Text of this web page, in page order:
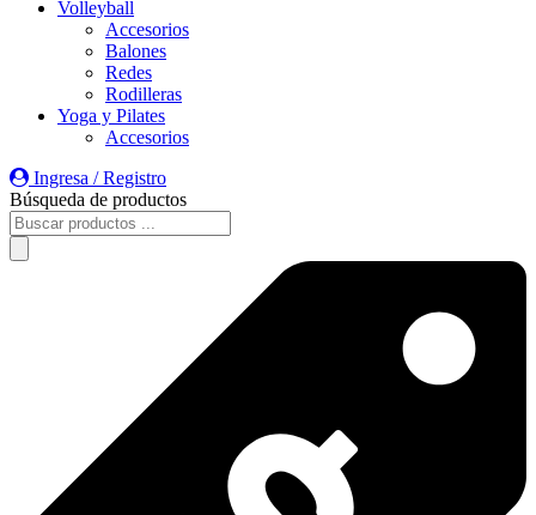
Volleyball
Accesorios
Balones
Redes
Rodilleras
Yoga y Pilates
Accesorios
Ingresa / Registro
Búsqueda de productos